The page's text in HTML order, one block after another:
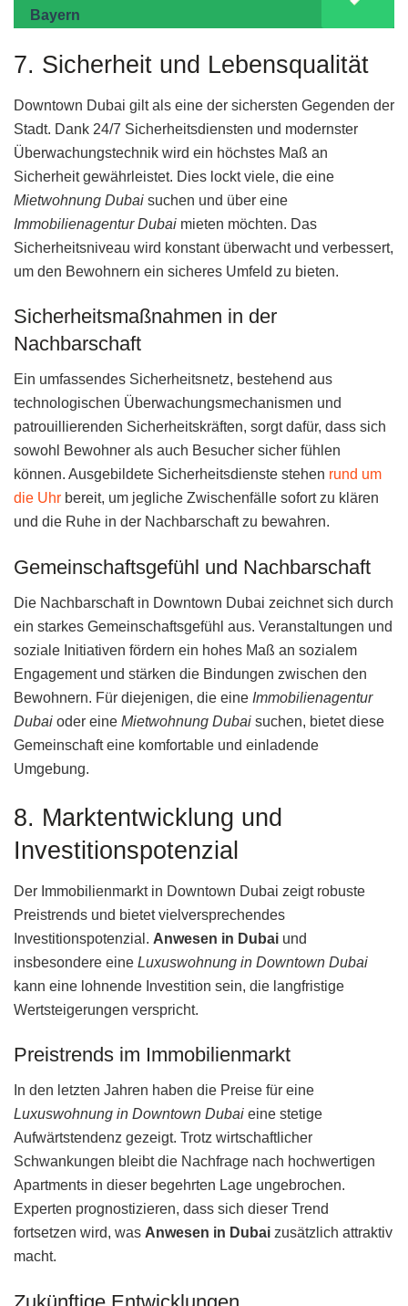
Bayern
7. Sicherheit und Lebensqualität
Downtown Dubai gilt als eine der sichersten Gegenden der
Stadt. Dank 24/7 Sicherheitsdiensten und modernster
Überwachungstechnik wird ein höchstes Maß an
Sicherheit gewährleistet. Dies lockt viele, die eine
Mietwohnung Dubai suchen und über eine
Immobilienagentur Dubai mieten möchten. Das
Sicherheitsniveau wird konstant überwacht und verbessert,
um den Bewohnern ein sicheres Umfeld zu bieten.
Sicherheitsmaßnahmen in der
Nachbarschaft
Ein umfassendes Sicherheitsnetz, bestehend aus
technologischen Überwachungsmechanismen und
patrouillierenden Sicherheitskräften, sorgt dafür, dass sich
sowohl Bewohner als auch Besucher sicher fühlen
können. Ausgebildete Sicherheitsdienste stehen rund um
die Uhr bereit, um jegliche Zwischenfälle sofort zu klären
und die Ruhe in der Nachbarschaft zu bewahren.
Gemeinschaftsgefühl und Nachbarschaft
Die Nachbarschaft in Downtown Dubai zeichnet sich durch
ein starkes Gemeinschaftsgefühl aus. Veranstaltungen und
soziale Initiativen fördern ein hohes Maß an sozialem
Engagement und stärken die Bindungen zwischen den
Bewohnern. Für diejenigen, die eine Immobilienagentur
Dubai oder eine Mietwohnung Dubai suchen, bietet diese
Gemeinschaft eine komfortable und einladende
Umgebung.
8. Marktentwicklung und
Investitionspotenzial
Der Immobilienmarkt in Downtown Dubai zeigt robuste
Preistrends und bietet vielversprechendes
Investitionspotenzial. Anwesen in Dubai und
insbesondere eine Luxuswohnung in Downtown Dubai
kann eine lohnende Investition sein, die langfristige
Wertsteigerungen verspricht.
Preistrends im Immobilienmarkt
In den letzten Jahren haben die Preise für eine
Luxuswohnung in Downtown Dubai eine stetige
Aufwärtstendenz gezeigt. Trotz wirtschaftlicher
Schwankungen bleibt die Nachfrage nach hochwertigen
Apartments in dieser begehrten Lage ungebrochen.
Experten prognostizieren, dass sich dieser Trend
fortsetzen wird, was Anwesen in Dubai zusätzlich attraktiv
macht.